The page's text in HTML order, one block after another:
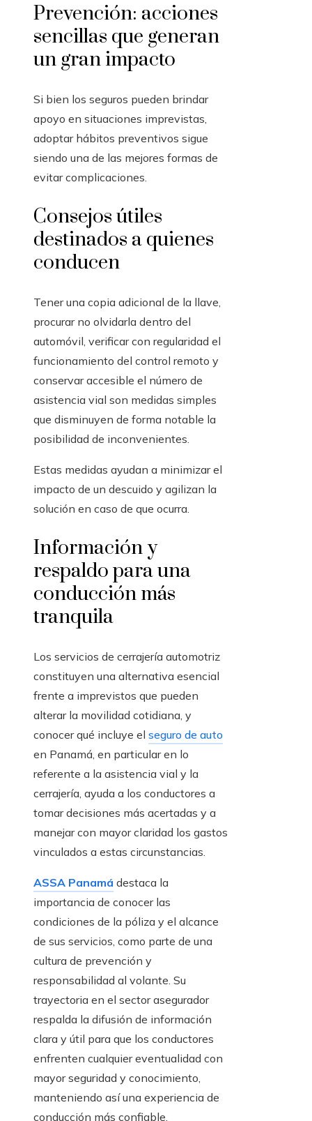
Prevención: acciones
sencillas que generan
un gran impacto
Si bien los seguros pueden brindar
apoyo en situaciones imprevistas,
adoptar hábitos preventivos sigue
siendo una de las mejores formas de
evitar complicaciones.
Consejos útiles
destinados a quienes
conducen
Tener una copia adicional de la llave,
procurar no olvidarla dentro del
automóvil, verificar con regularidad el
funcionamiento del control remoto y
conservar accesible el número de
asistencia vial son medidas simples
que disminuyen de forma notable la
posibilidad de inconvenientes.
Estas medidas ayudan a minimizar el
impacto de un descuido y agilizan la
solución en caso de que ocurra.
Información y
respaldo para una
conducción más
tranquila
Los servicios de cerrajería automotriz
constituyen una alternativa esencial
frente a imprevistos que pueden
alterar la movilidad cotidiana, y
conocer qué incluye el seguro de auto
en Panamá, en particular en lo
referente a la asistencia vial y la
cerrajería, ayuda a los conductores a
tomar decisiones más acertadas y a
manejar con mayor claridad los gastos
vinculados a estas circunstancias.
ASSA Panamá destaca la
importancia de conocer las
condiciones de la póliza y el alcance
de sus servicios, como parte de una
cultura de prevención y
responsabilidad al volante. Su
trayectoria en el sector asegurador
respalda la difusión de información
clara y útil para que los conductores
enfrenten cualquier eventualidad con
mayor seguridad y conocimiento,
manteniendo así una experiencia de
conducción más confiable.